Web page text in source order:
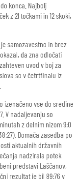
konca. Najbolj
z 21 točkami in 12 skoki,
samozavestno in brez
da zna odločati
uvod v boj za
so v četrtfinalu iz
izenačeno vse do sredine
V nadaljevanju so
z delnim nizom 9:0
Domača zasedba po
aktualnih državnih
nadzirala potek
predstavi Laščanov,
rezultat je bil 89:76 v